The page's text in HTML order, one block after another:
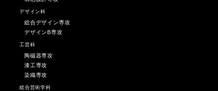
デザイン科
総合デザイン専攻
デザインB専攻
工芸科
陶磁器専攻
漆工専攻
染織専攻
総合芸術学科